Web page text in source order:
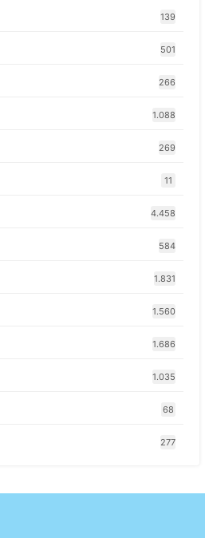
139
501
266
1.088
269
11
4.458
584
1.831
1.560
1.686
1.035
68
277